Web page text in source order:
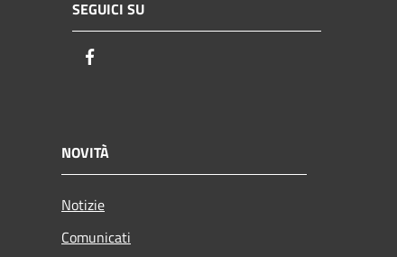
SEGUICI SU
NOVITÀ
Notizie
Comunicati